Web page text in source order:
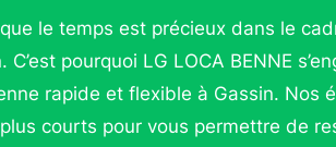
le temps est précieux dans le
C’est pourquoi LG LOCA BENNE
rapide et flexible à Gassin. Nos
courts pour vous permettre de